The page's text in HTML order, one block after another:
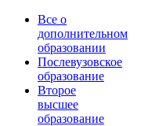
Все о
дополнительном
образовании
Послевузовское
образование
Второе
высшее
образование